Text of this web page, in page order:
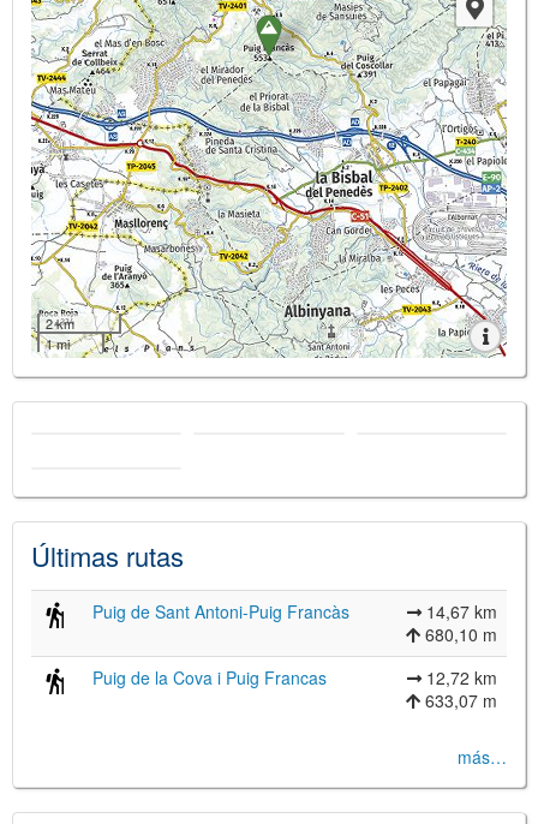
2 km
1 mi
Últimas rutas
Puig de Sant Antoni-Puig Francàs
14,67 km
680,10 m
Puig de la Cova i Puig Francas
12,72 km
633,07 m
más…